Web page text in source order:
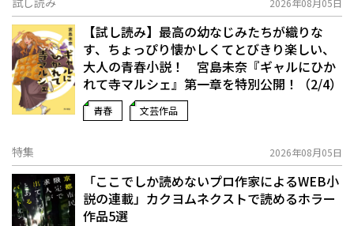
【試し読み】最高の幼なじみたちが織りな
す、ちょっぴり懐かしくてとびきり楽しい、
大人の青春小説！ 宮島未奈『ギャルにひか
れて寺マルシェ』第一章を特別公開！（2/4）
青春 文芸作品
特集 2026年08月05日
「ここでしか読めないプロ作家によるWEB小
説の連載」――カクヨムネクストで読めるホラー
作品5選